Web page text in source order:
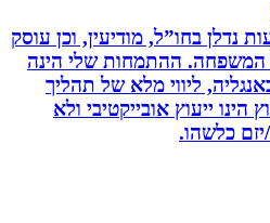
בחו”ל, מודיעין, וכן עוסק
ההתמחות שלי הינה
ליווי מלא של תהליך
ייעוץ אובייקטיבי ולא